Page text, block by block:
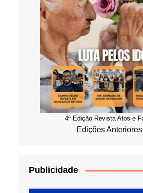
4ª Edição Revista Atos e
Edições Anteriores
Publicidade